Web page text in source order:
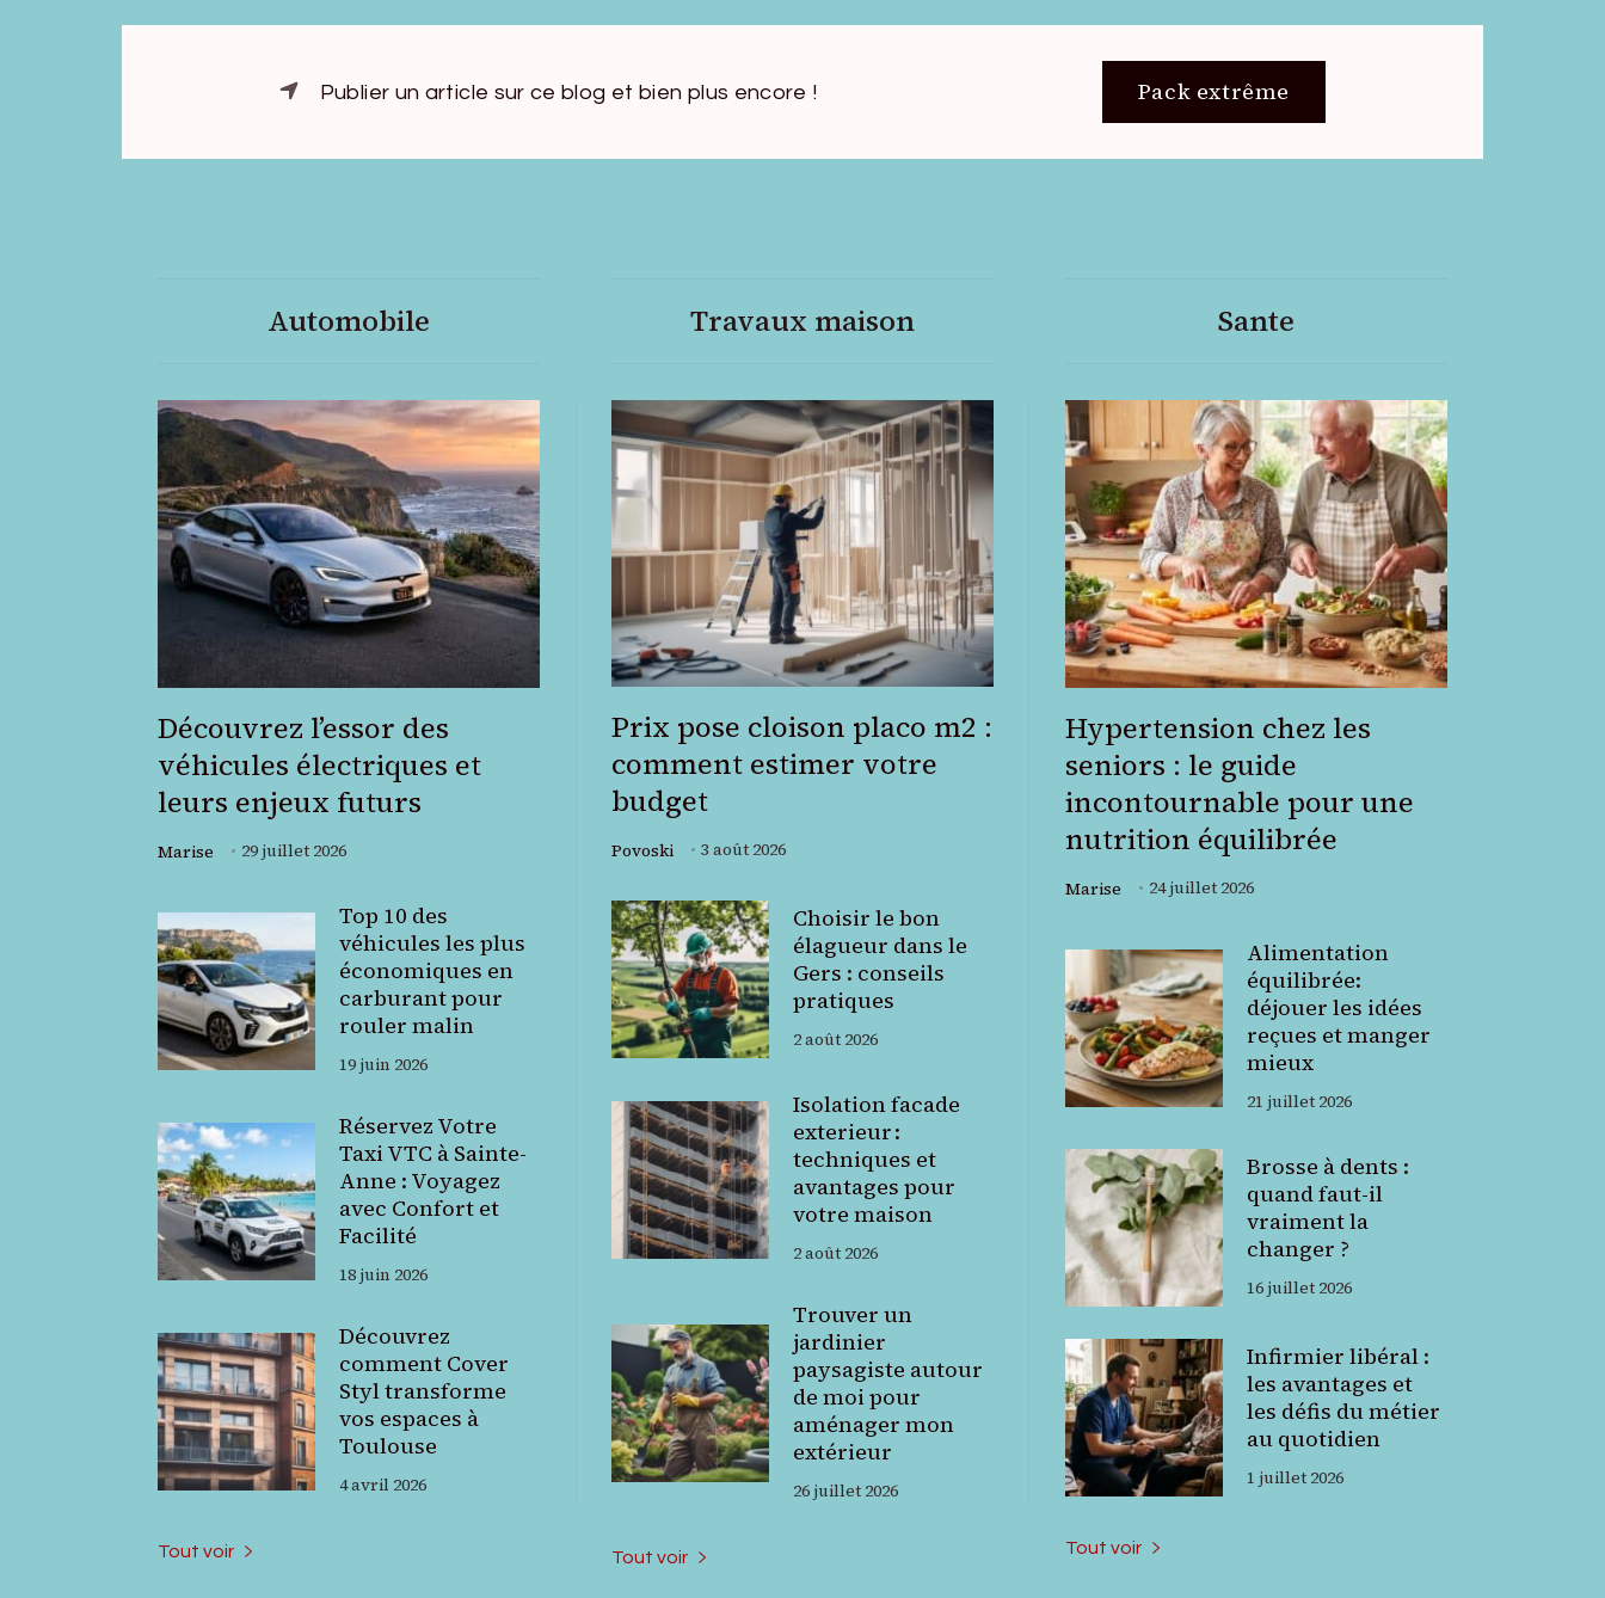
Publier un article sur ce blog et bien plus encore ! Pack extrême
Automobile
Découvrez l’essor des
véhicules électriques et
leurs enjeux futurs
Marise 29 juillet 2026
Top 10 des
véhicules les plus
économiques en
carburant pour
rouler malin
19 juin 2026
Réservez Votre
Taxi VTC à Sainte-
Anne : Voyagez
avec Confort et
Facilité
18 juin 2026
Découvrez
comment Cover
Styl transforme
vos espaces à
Toulouse
4 avril 2026
Tout voir
Travaux maison
Prix pose cloison placo m2 :
comment estimer votre
budget
Povoski 3 août 2026
Choisir le bon
élagueur dans le
Gers : conseils
pratiques
2 août 2026
Isolation facade
exterieur :
techniques et
avantages pour
votre maison
2 août 2026
Trouver un
jardinier
paysagiste autour
de moi pour
aménager mon
extérieur
26 juillet 2026
Tout voir
Sante
Hypertension chez les
seniors : le guide
incontournable pour une
nutrition équilibrée
Marise 24 juillet 2026
Alimentation
équilibrée:
déjouer les idées
reçues et manger
mieux
21 juillet 2026
Brosse à dents :
quand faut-il
vraiment la
changer ?
16 juillet 2026
Infirmier libéral :
les avantages et
les défis du métier
au quotidien
1 juillet 2026
Tout voir